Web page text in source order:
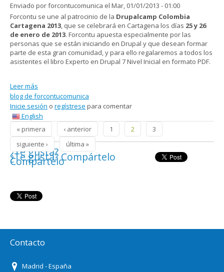
Enviado porforcontucomunica el Mar, 01/01/2013 - 01:00
Forcontu se une al patrocinio de la Drupalcamp Colombia
Cartagena 2013 , que se celebrará en Cartagena los días 25 y 26
de enero de 2013. Forcontu apuesta especialmente por las
personas que se están iniciando en Drupal y que desean formar
parte de esta gran comunidad, y para ello regalaremos a todos los
asistentes el libro Experto en Drupal 7 Nivel Inicial en formato PDF.
Leer más
por Forcontu
blog de forcontucomunica
Inicie sesión o regístrese para comentar
English
Páginas
« primera ‹ anterior 1 2
3
siguiente ›
última »
¿Te gusta?
Compártelo
¿Te gusta? Compártelo
Contacto
Madrid - España